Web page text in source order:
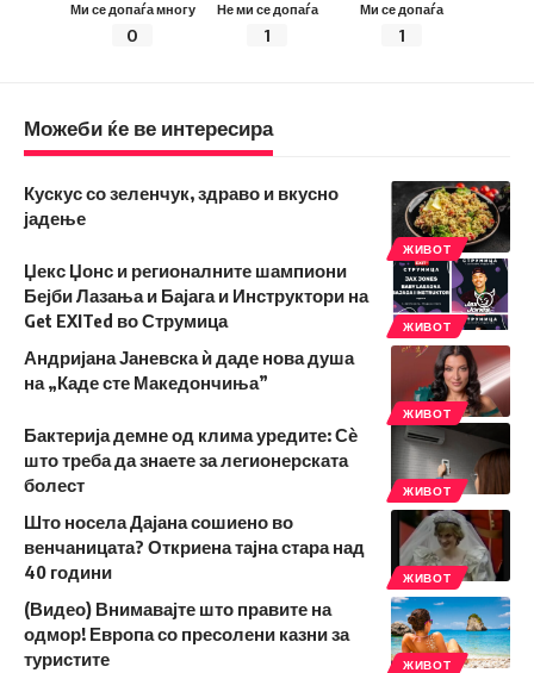
Ми се допаѓа многу
0
Не ми се допаѓа
1
Ми се допаѓа
1
Можеби ќе ве интересира
ЖИВОТ
Кускус со зеленчук, здраво и вкусно
јадење
ЖИВОТ
Џекс Џонс и регионалните шампиони
Бејби Лазања и Бајага и Инструктори на
Get EXITed во Струмица
ЖИВОТ
Андријана Јаневска ѝ даде нова душа
на „Каде сте Македончиња”
ЖИВОТ
Бактерија демне од клима уредите: Сѐ
што треба да знаете за легионерската
болест
ЖИВОТ
Што носела Дајана сошиено во
венчаницата? Откриена тајна стара над
40 години
ЖИВОТ
(Видео) Внимавајте што правите на
одмор! Европа со пресолени казни за
туристите